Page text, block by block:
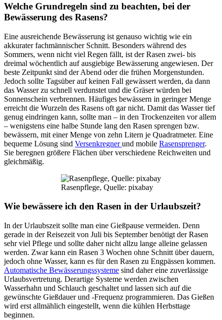
Welche Grundregeln sind zu beachten, bei der
Bewässerung des Rasens?
Eine ausreichende Bewässerung ist genauso wichtig wie ein
akkurater fachmännischer Schnitt. Besonders während des
Sommers, wenn nicht viel Regen fällt, ist der Rasen zwei- bis
dreimal wöchentlich auf ausgiebige Bewässerung angewiesen. Der
beste Zeitpunkt sind der Abend oder die frühen Morgenstunden.
Jedoch sollte Tagsüber auf keinen Fall gewässert werden, da dann
das Wasser zu schnell verdunstet und die Gräser würden bei
Sonnenschein verbrennen. Häufiges bewässern in geringer Menge
erreicht die Wurzeln des Rasens oft gar nicht. Damit das Wasser tief
genug eindringen kann, sollte man – in den Trockenzeiten vor allem
– wenigstens eine halbe Stunde lang den Rasen sprengen bzw.
bewässern, mit einer Menge von zehn Litern je Quadratmeter. Eine
bequeme Lösung sind Versenkregnerund mobile Rasensprenger.
Sie beregnen größere Flächen über verschiedene Reichweiten und
gleichmäßig.
Rasenpflege, Quelle: pixabay
Wie bewässere ich den Rasen in der Urlaubszeit?
In der Urlaubszeit sollte man eine Gießpause vermeiden. Denn
gerade in der Reisezeit von Juli bis September benötigt der Rasen
sehr viel Pflege und sollte daher nicht allzu lange alleine gelassen
werden. Zwar kann ein Rasen 3 Wochen ohne Schnitt über dauern,
jedoch ohne Wasser, kann es für den Rasen zu Engpässen kommen.
Automatische Bewässerungssysteme sind daher eine zuverlässige
Urlaubsvertretung. Derartige Systeme werden zwischen
Wasserhahn und Schlauch geschaltet und lassen sich auf die
gewünschte Gießdauer und -Frequenz programmieren. Das Gießen
wird erst allmählich eingestellt, wenn die kühlen Herbsttage
beginnen.